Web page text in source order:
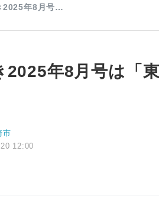
2025年8月号…
2025年8月号は「
市
12:00